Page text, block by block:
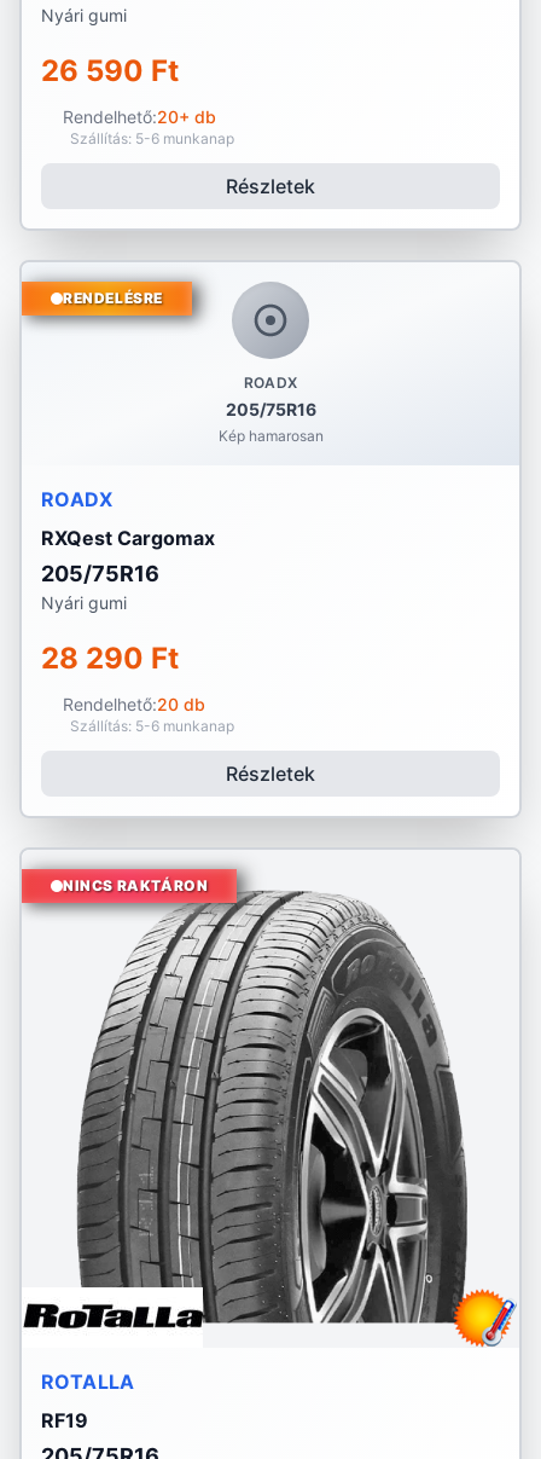
Nyári gumi
26 590 Ft
Rendelhető:20+ db
Szállítás: 5-6 munkanap
Részletek
ROADX
205/75R16
Kép hamarosan
RENDELÉSRE
ROADX
RXQest Cargomax
205/75R16
Nyári gumi
28 290 Ft
Rendelhető:20 db
Szállítás: 5-6 munkanap
Részletek
NINCS RAKTÁRON
ROTALLA
RF19